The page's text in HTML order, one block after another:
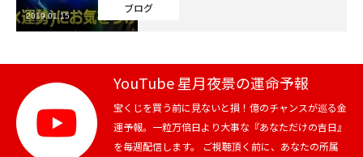
芸能界
テニス
スポーツ
競馬
ブログ
2019.01.15
YouTube 星月夜景の運命予報
宝くじを買う前に見ないと損！億のチャンスが巡る金
運予報。一粒万倍日より大事な『あなただけの吉日』
を毎週配信します。 ご視聴頂く前に、あなたの所属